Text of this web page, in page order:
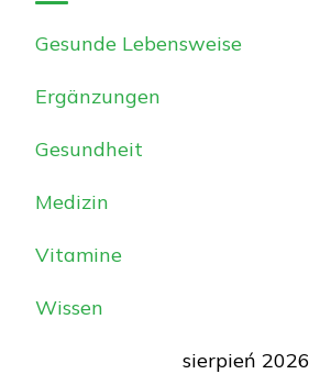
Gesunde Lebensweise
Ergänzungen
Gesundheit
Medizin
Vitamine
Wissen
sierpień 2026